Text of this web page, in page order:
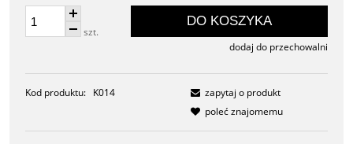
szt.
DO KOSZYKA
dodaj do przechowalni
Kod produktu: K014
zapytaj o produkt
poleć znajomemu